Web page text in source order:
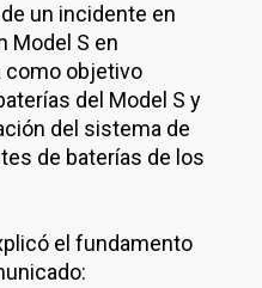
un incidente en
Model S en
como objetivo
del Model S y
del sistema de
de baterías de los
el fundamento